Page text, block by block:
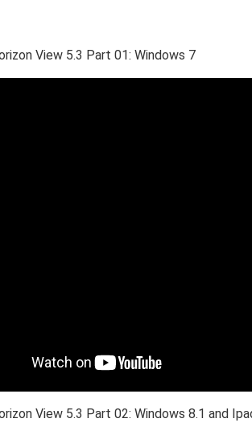
View 5.3 Part 01: Windows 7
View 5.3 Part 02: Windows 8.1 and